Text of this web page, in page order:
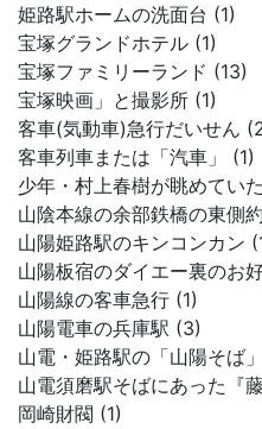
姫路駅ホームの洗面台 (1)
宝塚グランドホテル (1)
宝塚ファミリーランド (13)
宝塚映画」と撮影所 (1)
客車(気動車)急行だいせん
客車列車または「汽車」 (1)
少年・村上春樹が眺めてい
山陰本線の余部鉄橋の東側
山陽姫路駅のキンコンカン
山陽板宿のダイエー裏のお
山陽線の客車急行 (1)
山陽電車の兵庫駅 (3)
山電・姫路駅の「山陽そば
山電須磨駅そばにあった『
岡崎財閥 (1)